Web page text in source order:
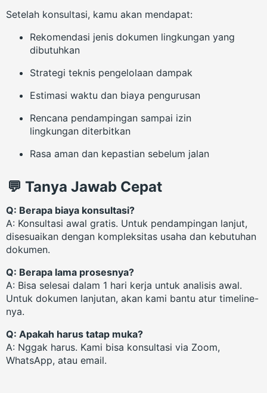
Setelah konsultasi, kamu akan mendapat:
Rekomendasi jenis dokumen lingkungan yang
dibutuhkan
Strategi teknis pengelolaan dampak
Estimasi waktu dan biaya pengurusan
Rencana pendampingan sampai izin
lingkungan diterbitkan
Rasa aman dan kepastian sebelum jalan
💬 Tanya Jawab Cepat
Q: Berapa biaya konsultasi?
A: Konsultasi awal gratis. Untuk pendampingan lanjut,
disesuaikan dengan kompleksitas usaha dan kebutuhan
dokumen.
Q: Berapa lama prosesnya?
A: Bisa selesai dalam 1 hari kerja untuk analisis awal.
Untuk dokumen lanjutan, akan kami bantu atur timeline-
nya.
Q: Apakah harus tatap muka?
A: Nggak harus. Kami bisa konsultasi via Zoom,
WhatsApp, atau email.